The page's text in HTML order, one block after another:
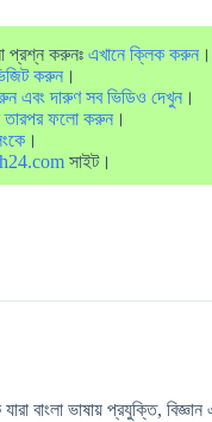
প্রশ্ন করুনঃ এখানে ক্লিক করুন ।
করুন ।
এবং দারুণ সব ভিডিও দেখুন ।
তারপর ফলো করুন ।
।
সাইট।
বাংলা ভাষায় প্রযুক্তি, বিজ্ঞান